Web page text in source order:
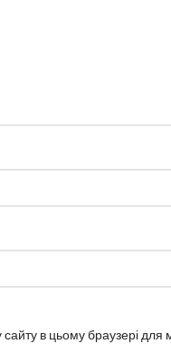
в цьому браузері для